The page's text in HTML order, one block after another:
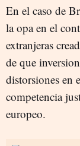
En el caso de
la opa en el
extranjeras
de que
distorsiones en
competencia
europeo.